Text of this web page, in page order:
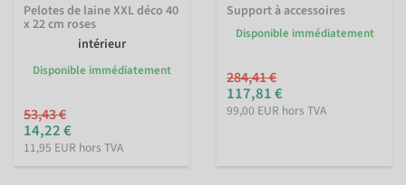
Pelotes de laine XXL déco 40
x 22 cm roses
intérieur
Disponible immédiatement
53,43 €
14,22 €
11,95 EUR hors TVA
Support à accessoires
Disponible immédiatement
284,41 €
117,81 €
99,00 EUR hors TVA